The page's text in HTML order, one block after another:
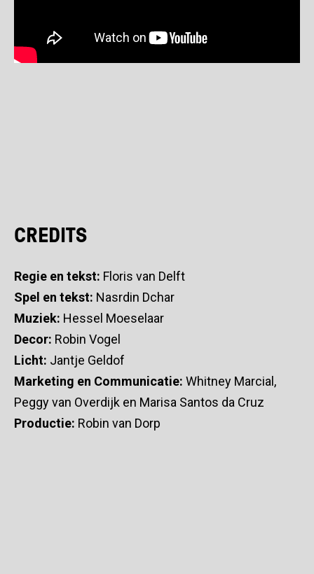
CREDITS
Regie en tekst: Floris van Delft
Spel en tekst: Nasrdin Dchar
Muziek: Hessel Moeselaar
Decor: Robin Vogel
Licht: Jantje Geldof
Marketing en Communicatie: Whitney Marcial,
Peggy van Overdijk en Marisa Santos da Cruz
Productie: Robin van Dorp